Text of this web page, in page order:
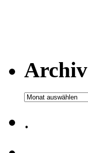
Archiv
Archiv
.